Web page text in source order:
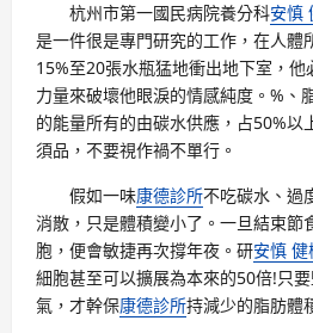
杭州市第一國民病院養分科安慎
是一件很是專門研究的工作，在人體
15%至20張水瓶猛地衝出地下室，
力量來破壞他眼淚的情感純度。%、
的能量所有的由碳水供應，占50%以
須品，不要視作禍不單行。
假如一味康德診所不吃碳水、過
消散，只是體積變小了。一旦結束節
胞，便會敏捷再次撐年夜。研安慎 健
細胞甚至可以擴展為本來的50倍!只
氣，才幹保康德診所持減少的脂肪體